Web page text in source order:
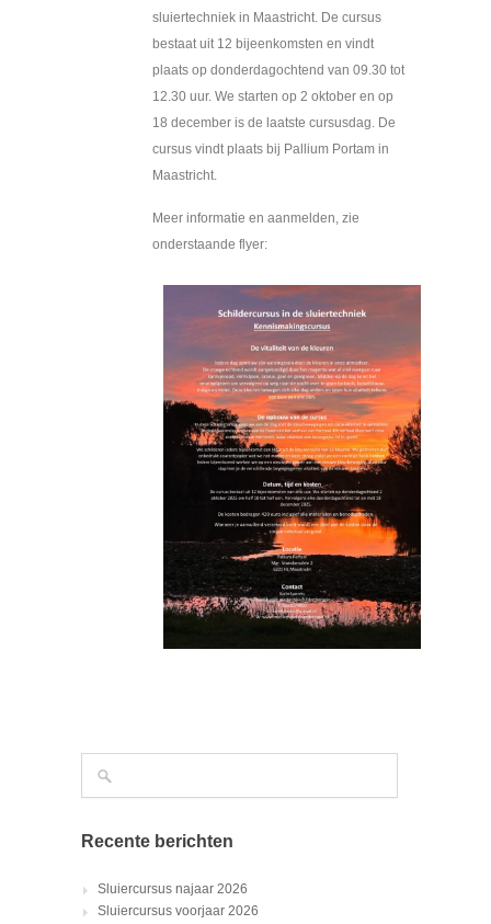
sluiertechniek in Maastricht. De cursus
bestaat uit 12 bijeenkomsten en vindt
plaats op donderdagochtend van 09.30 tot
12.30 uur. We starten op 2 oktober en op
18 december is de laatste cursusdag. De
cursus vindt plaats bij Pallium Portam in
Maastricht.
Meer informatie en aanmelden, zie
onderstaande flyer:
Recente berichten
Sluiercursus najaar 2026
Sluiercursus voorjaar 2026